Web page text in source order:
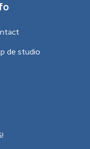
de studio